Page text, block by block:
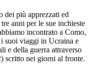
dei più apprezzati ed
anni per le sue inchieste
incontrato a Como,
suoi viaggi in Ucraina e
e della guerra attraverso
scritto nei giorni al fronte.